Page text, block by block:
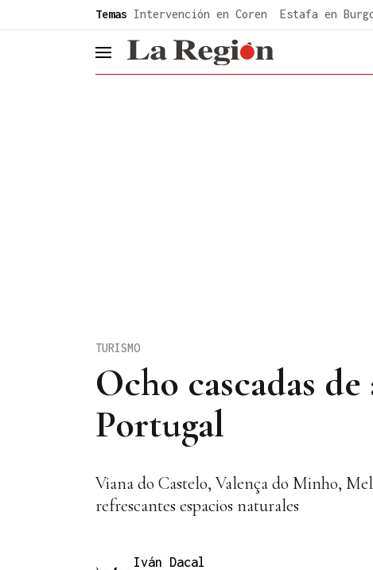
Temas Intervención en Coren Estafa en
header.menu.open
Ocho cascadas
Portugal
TURISMO
Viana do Castelo, Valença do Minho,
refrescantes espacios naturales
Iván Dacal